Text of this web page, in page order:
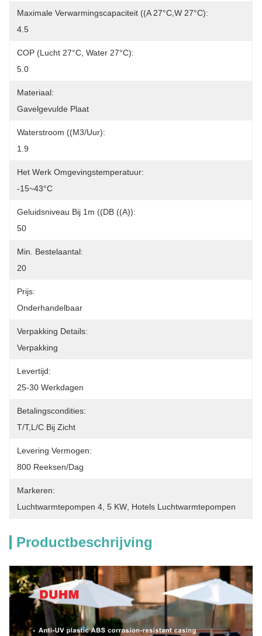
Maximale Verwarmingscapaciteit ((A 27°C,W 27°C):
4.5
COP (lucht 27°C, Water 27°C):
5.0
Materiaal:
Gavelgevulde Plaat
Waterstroom ((m3/uur):
1.9
Het Werk Omgevingstemperatuur:
-15~43°C
Geluidsniveau Bij 1m ((dB ((A)):
50
Min. Bestelaantal:
20
Prijs:
Onderhandelbaar
Verpakking Details:
Verpakking
Levertijd:
25-30 Werkdagen
Betalingscondities:
T/T,L/C Bij Zicht
Levering Vermogen:
800 Reeksen/dag
Markeren:
Luchtwarmtepompen 4 5 KW Hotels Luchtwarmtepompen
Productbeschrijving